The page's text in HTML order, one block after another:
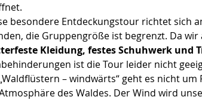
besondere Entdeckungstour richtet sich
die Gruppengröße ist begrenzt. Da
Kleidung, festes Schuhwerk und
ist die Tour leider nicht
– windwärts“ geht es nicht
des Waldes. Der Wind wird